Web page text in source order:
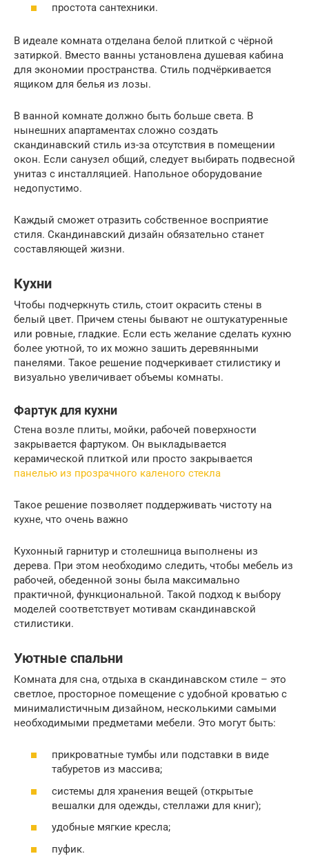
простота сантехники.
В идеале комната отделана белой плиткой с чёрной
затиркой. Вместо ванны установлена душевая кабина
для экономии пространства. Стиль подчёркивается
ящиком для белья из лозы.
В ванной комнате должно быть больше света. В
нынешних апартаментах сложно создать
скандинавский стиль из-за отсутствия в помещении
окон. Если санузел общий, следует выбирать подвесной
унитаз с инсталляцией. Напольное оборудование
недопустимо.
Каждый сможет отразить собственное восприятие
стиля. Скандинавский дизайн обязательно станет
составляющей жизни.
Кухни
Чтобы подчеркнуть стиль, стоит окрасить стены в
белый цвет. Причем стены бывают не оштукатуренные
или ровные, гладкие. Если есть желание сделать кухню
более уютной, то их можно зашить деревянными
панелями. Такое решение подчеркивает стилистику и
визуально увеличивает объемы комнаты.
Фартук для кухни
Стена возле плиты, мойки, рабочей поверхности
закрывается фартуком. Он выкладывается
керамической плиткой или просто закрывается
панелью из прозрачного каленого стекла
Такое решение позволяет поддерживать чистоту на
кухне, что очень важно
Кухонный гарнитур и столешница выполнены из
дерева. При этом необходимо следить, чтобы мебель из
рабочей, обеденной зоны была максимально
практичной, функциональной. Такой подход к выбору
моделей соответствует мотивам скандинавской
стилистики.
Уютные спальни
Комната для сна, отдыха в скандинавском стиле – это
светлое, просторное помещение с удобной кроватью с
минималистичным дизайном, несколькими самыми
необходимыми предметами мебели. Это могут быть:
прикроватные тумбы или подставки в виде
табуретов из массива;
системы для хранения вещей (открытые
вешалки для одежды, стеллажи для книг);
удобные мягкие кресла;
пуфик.